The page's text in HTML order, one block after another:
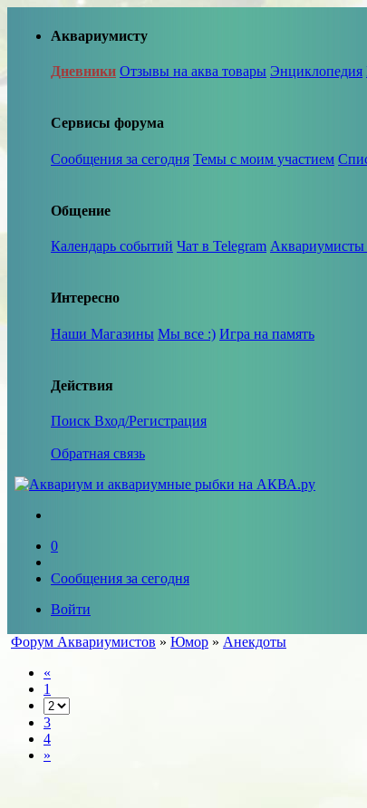
Аквариумисту
Дневники Отзывы на аква товары Энциклопедия
Сервисы форума
Сообщения за сегодня Темы с моим участием
Общение
Календарь событий Чат в Telegram Аквариумисты
Интересно
Наши Магазины Мы все :) Игра на память
Действия
Поиск Вход/Регистрация
Обратная связь
0
Сообщения за сегодня
Войти
Форум Аквариумистов » Юмор » Анекдоты
«
1
3
4
»